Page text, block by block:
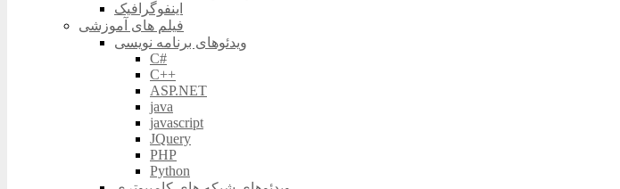
اینفوگرافیک
فیلم های آموزشی
ویدئوهای برنامه نویسی
C#
C++
ASP.NET
java
javascript
JQuery
PHP
Python